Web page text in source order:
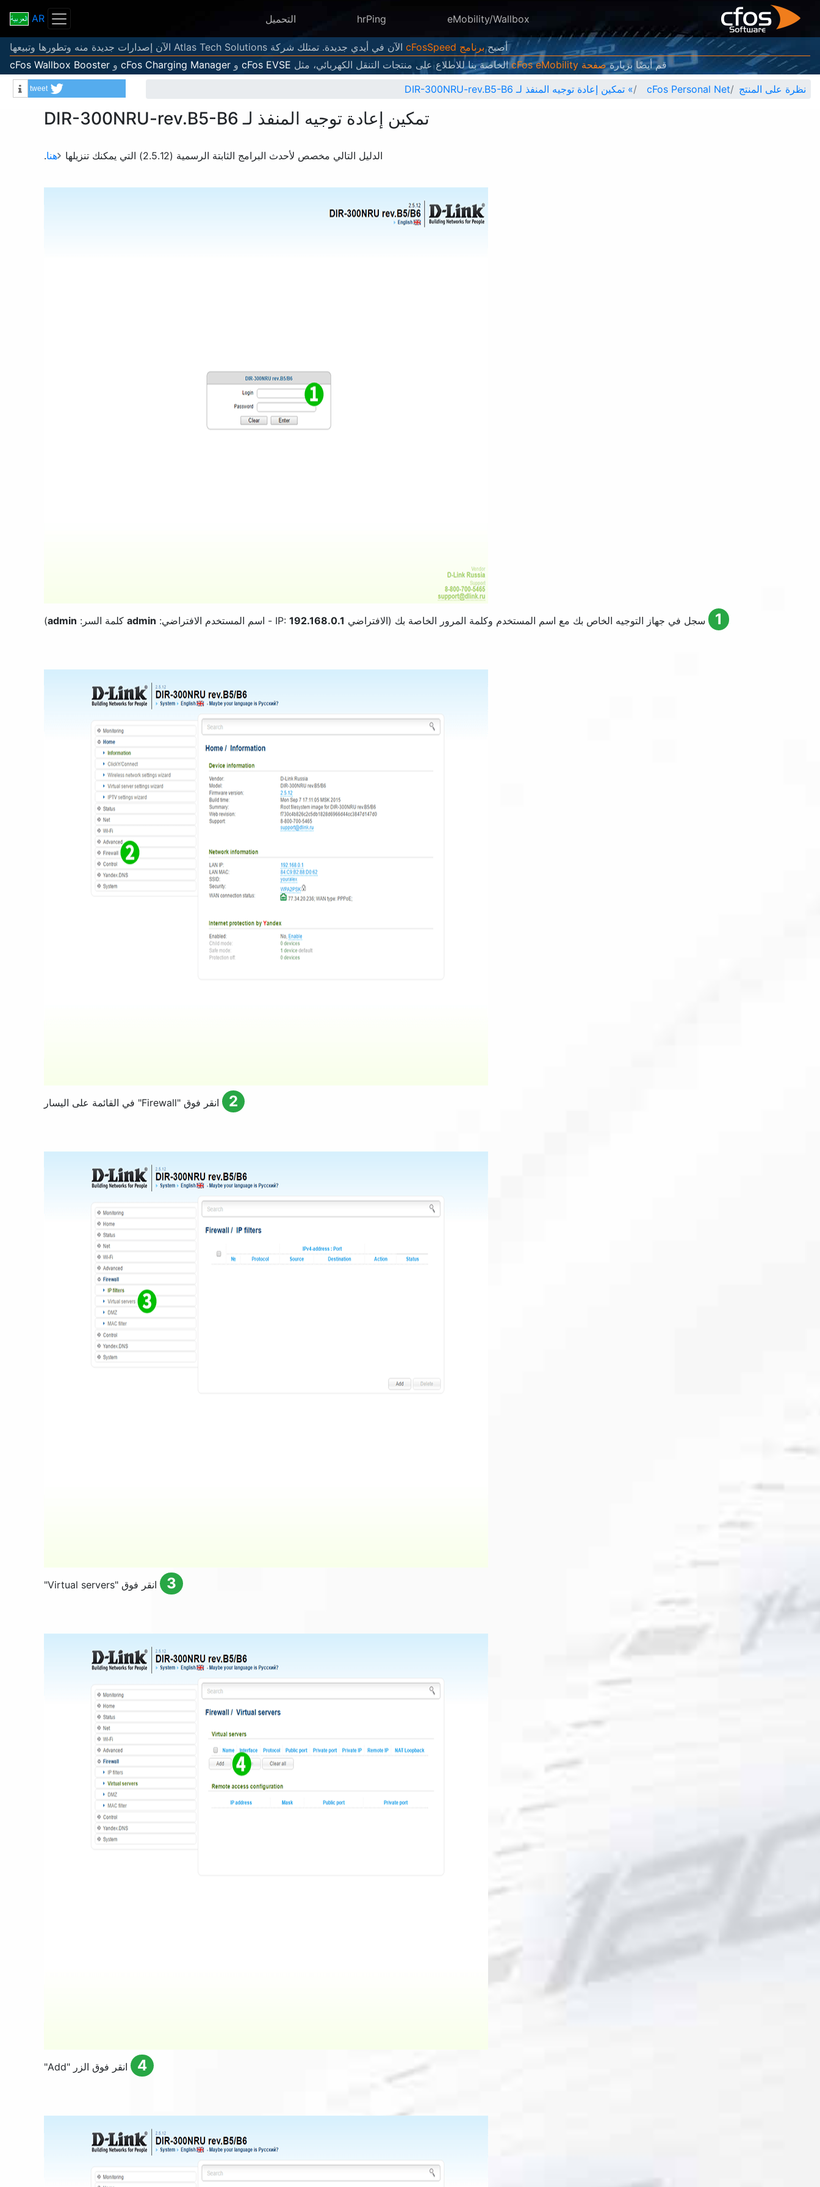
eMobility/Wallbox
hrPing التحميل AR
أصبحبرنامج cFosSpeed
الآن في أيدي جديدة. تمتلك شركة Atlas Tech Solutions الآن إصدارات جديدة منه وتطورها وتبيعها
قم أيضًا بزيارةصفحة cFos eMobility الخاصة بنا للاطلاع على منتجات التنقل الكهربائي، مثل cFos EVSE و cFos Charging Manager و cFos Wallbox Booster
نظرة على المنتج
cFos Personal Net
» تمكين إعادة توجيه المنفذ لـ DIR-300NRU-rev.B5-B6 tweet
تمكين إعادة توجيه المنفذ لـ DIR-300NRU-rev.B5-B6
الدليل التالي مخصص لأحدث البرامج الثابتة الرسمية (2.5.12) التي يمكنك تنزيلها هنا.
1 سجل في جهاز التوجيه الخاص بك مع اسم المستخدم وكلمة المرور الخاصة بك (الافتراضي IP: 192.168.0.1 - اسم المستخدم الافتراضي: admin كلمة السر: admin
)
2 انقر فوق "Firewall" في القائمة على اليسار
3 انقر فوق "Virtual servers
"
4 انقر فوق الزر "Add
"